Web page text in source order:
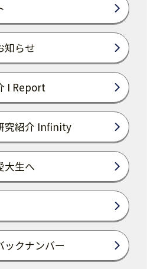
知らせ
I Report
究紹介 Infinity
大生へ
ックナンバー